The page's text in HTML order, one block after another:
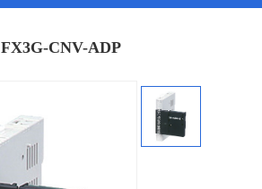
FX3G-CNV-ADP